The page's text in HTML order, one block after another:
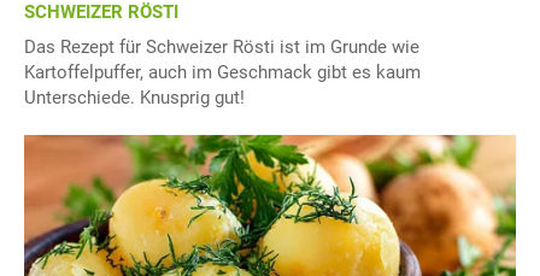
SCHWEIZER RÖSTI
Das Rezept für Schweizer Rösti ist im Grunde wie
Kartoffelpuffer, auch im Geschmack gibt es kaum
Unterschiede. Knusprig gut!